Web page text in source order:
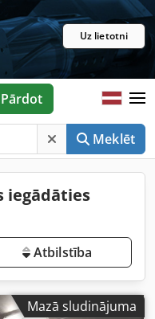
Uz lietotni
Meklēt
Pārdot
iegādāties
Atbilstība
Mazā sludinājuma